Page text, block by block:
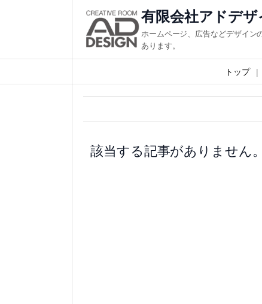
ス
キ
有限会社アドデザ
ホームページ、広告などデザイン
あります。
トップ
該当する記事がありません。